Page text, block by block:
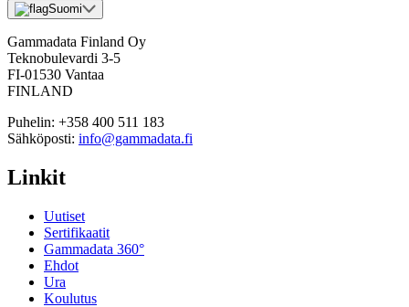
Suomi
Gammadata Finland Oy
Teknobulevardi 3-5
FI-01530 Vantaa
FINLAND
Puhelin: +358 400 511 183
Sähköposti: info@gammadata.fi
Linkit
Uutiset
Sertifikaatit
Gammadata 360°
Ehdot
Ura
Koulutus